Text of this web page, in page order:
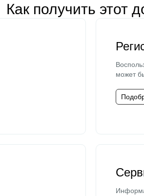
Как получить этот
может